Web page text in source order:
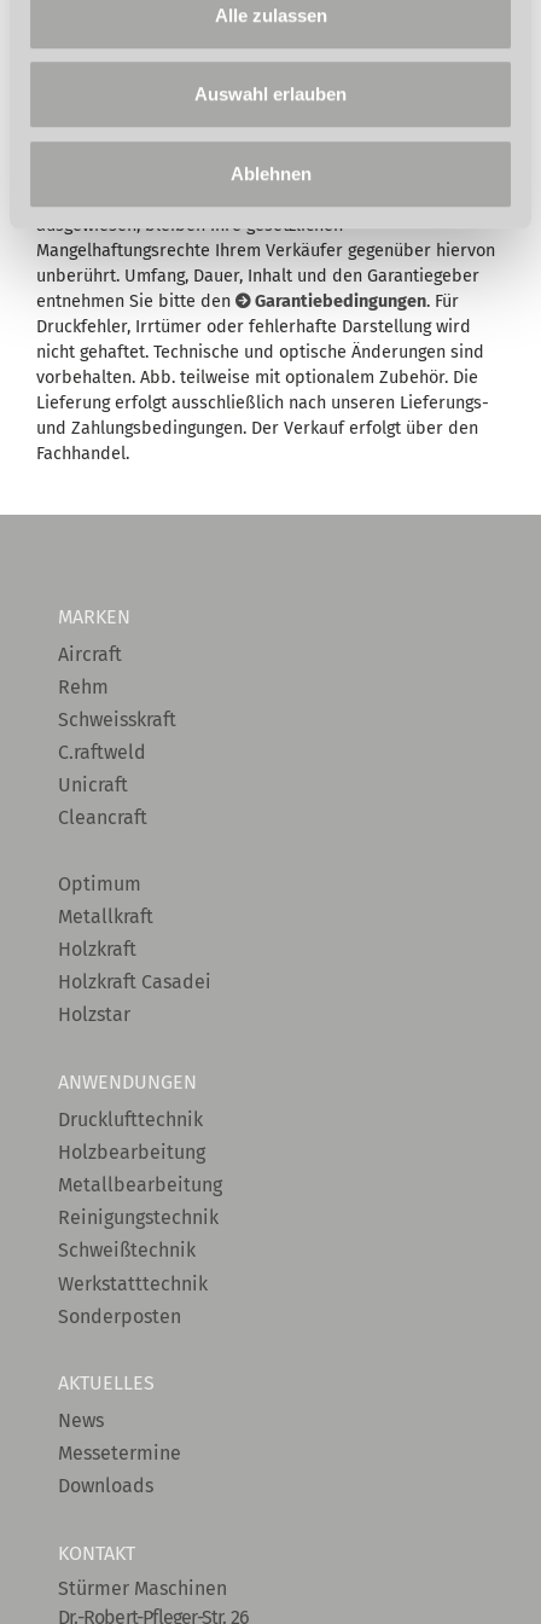
Alle zulassen
Auswahl erlauben
Ablehnen
Wird in der Artikelbeschreibung und/oder in der
ausgewiesen, bleiben Ihre gesetzlichen
Mangelhaftungsrechte Ihrem Verkäufer gegenüber hiervon
unberührt. Umfang, Dauer, Inhalt und den Garantiegeber
entnehmen Sie bitte den
Garantiebedingungen. Für
Druckfehler, Irrtümer oder fehlerhafte Darstellung wird
nicht gehaftet. Technische und optische Änderungen sind
vorbehalten. Abb. teilweise mit optionalem Zubehör. Die
Lieferung erfolgt ausschließlich nach unseren Lieferungs-
und Zahlungsbedingungen. Der Verkauf erfolgt über den
Fachhandel.
MARKEN
Aircraft
Rehm
Schweisskraft
C.raftweld
Unicraft
Cleancraft
Optimum
Metallkraft
Holzkraft
Holzkraft Casadei
Holzstar
ANWENDUNGEN
Drucklufttechnik
Holzbearbeitung
Metallbearbeitung
Reinigungstechnik
Schweißtechnik
Werkstatttechnik
Sonderposten
AKTUELLES
News
Messetermine
Downloads
KONTAKT
Stürmer Maschinen
Dr.-Robert-Pfleger-Str. 26